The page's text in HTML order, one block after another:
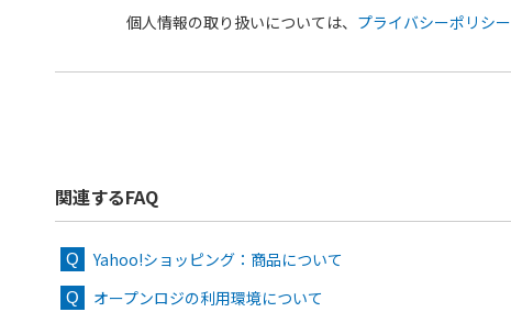
個人情報の取り扱いについては、 プライバシーポリシー
関連するFAQ
Yahoo!ショッピング：商品について
オープンロジの利用環境について